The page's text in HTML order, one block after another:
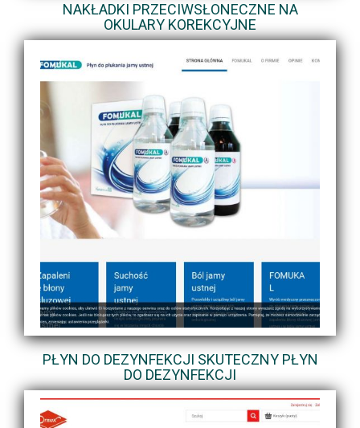
NAKŁADKI PRZECIWSŁONECZNE NA
OKULARY KOREKCYJNE
PŁYN DO DEZYNFEKCJI SKUTECZNY PŁYN
DO DEZYNFEKCJI